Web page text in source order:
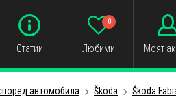
Статии Любими
0
Моят
автомобила Škoda Škoda